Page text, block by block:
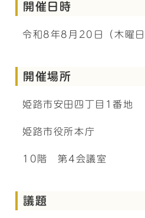
開催日時
令和8年8月20日（木曜
開催場所
姫路市安田四丁目1番地
姫路市役所本庁
10階 第4会議室
議題